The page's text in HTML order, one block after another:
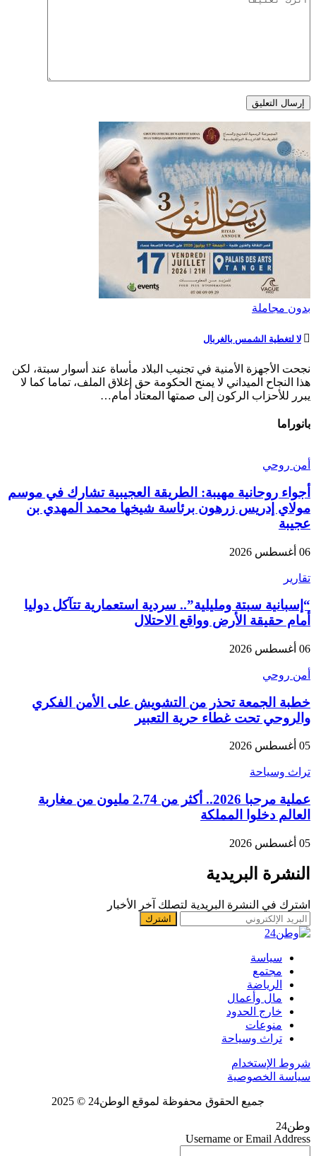
بدون مجاملة
لا لتغطية الشمس بالغربال
نجحت الأجهزة الأمنية في تجنيب البلاد مأساة عند أسوار سبتة، لكن
هذا النجاح الميداني لا يمنح الحكومة حق إغلاق الملف، تماما كما لا
يبرر للأحزاب الركون إلى صمتها المعتاد أمام…
بانوراما
أمن روحي
أجواء روحانية مهيبة: الطريقة العجيبية تشارك في موسم
مولاي إدريس زرهون برئاسة شيخها محمد المهدي بن
عجيبة
06 أغسطس 2026
تقارير
“إسبانية سبتة ومليلية”.. سردية استعمارية تتآكل دوليا
أمام حقيقة الأرض وواقع الاحتلال
06 أغسطس 2026
أمن روحي
خطبة الجمعة تحذر من التشويش على الأمن الفكري
والروحي تحت غطاء حرية التعبير
05 أغسطس 2026
تراث وسياحة
عملية مرحبا 2026.. أكثر من 2.74 مليون من مغاربة
العالم دخلوا المملكة
05 أغسطس 2026
النشرة البريدية
اشترك في النشرة البريدية لتصلك آخر الأخبار
سياسة
مجتمع
الرياضة
مال وأعمال
خارج الحدود
منوعات
تراث وسياحة
شروط الإستخدام
سياسة الخصوصية
جميع الحقوق محفوظة لموقع الوطن24 © 2025
وطن24
Username or Email Address